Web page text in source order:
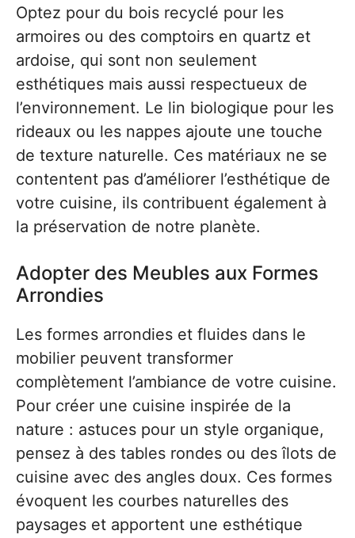
Optez pour du bois recyclé pour les
armoires ou des comptoirs en quartz et
ardoise, qui sont non seulement
esthétiques mais aussi respectueux de
l’environnement. Le lin biologique pour les
rideaux ou les nappes ajoute une touche
de texture naturelle. Ces matériaux ne se
contentent pas d’améliorer l’esthétique de
votre cuisine, ils contribuent également à
la préservation de notre planète.
Adopter des Meubles aux Formes
Arrondies
Les formes arrondies et fluides dans le
mobilier peuvent transformer
complètement l’ambiance de votre cuisine.
Pour créer une cuisine inspirée de la
nature : astuces pour un style organique,
pensez à des tables rondes ou des îlots de
cuisine avec des angles doux. Ces formes
évoquent les courbes naturelles des
paysages et apportent une esthétique